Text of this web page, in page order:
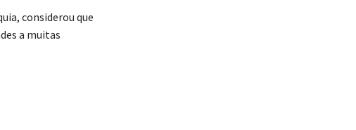
considerou que
a muitas